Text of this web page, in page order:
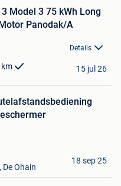
Model 3 75 kWh Long
Panodak/A
Details
km 15 jul 26
De Ohain
18 sep 25